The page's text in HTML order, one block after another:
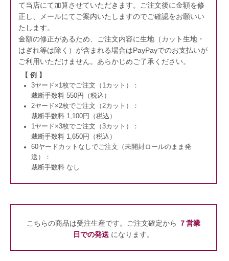
て当店にて加算させていただきます。
ご注文後に金額を修
正し、メールにてご案内いたしますのでご確認をお願いい
たします。
金額の修正があるため、ご注文内容に生地（カット生地・
はぎれ等は除く）が含まれる場合はPayPayでのお支払いが
ご利用いただけません。 あらかじめご了承ください。
【 例 】
3ヤード×1枚でご注文（1カット）：
裁断手数料 550円（税込）
2ヤード×2枚でご注文（2カット）：
裁断手数料 1,100円（税込）
1ヤード×3枚でご注文（3カット）：
裁断手数料 1,650円（税込）
60ヤードカットなしでご注文（未開封ロールのまま発
送）：
裁断手数料 なし
こちらの商品は受注生産です。ご注文確定から ７営業
日での発送になります。